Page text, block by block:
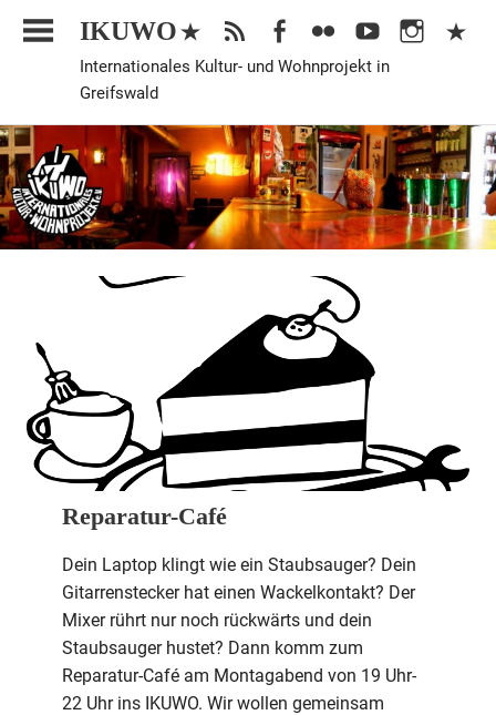
Inhalt
IKUWO
Internationales Kultur- und Wohnprojekt in
Greifswald
Reparatur-Café
Dein Laptop klingt wie ein Staubsauger? Dein
Gitarrenstecker hat einen Wackelkontakt? Der
Mixer rührt nur noch rückwärts und dein
Staubsauger hustet? Dann komm zum
Reparatur-Café am Montagabend von 19 Uhr-
22 Uhr ins IKUWO. Wir wollen gemeinsam